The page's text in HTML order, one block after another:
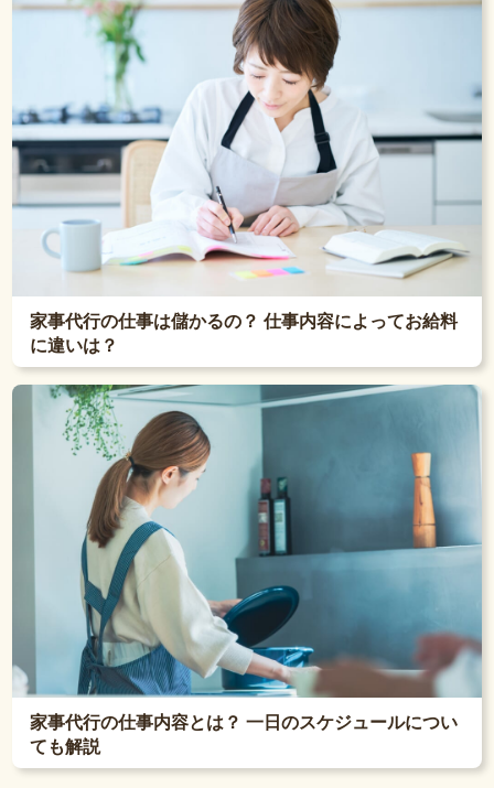
家事代行の仕事は儲かるの？ 仕事内容によってお給料
に違いは？
家事代行の仕事内容とは？ 一日のスケジュールについ
ても解説